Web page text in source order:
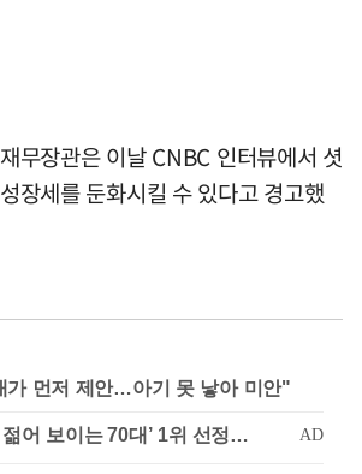
무장관은 이날 CNBC 인터뷰에서 셧
장세를 둔화시킬 수 있다고 경고했
가 먼저 제안…아기 못 낳아 미안"